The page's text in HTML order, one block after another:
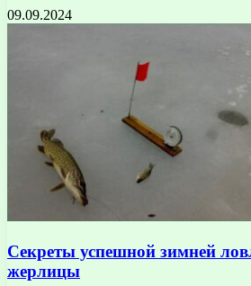
09.09.2024
Секреты успешной зимней
жерлицы